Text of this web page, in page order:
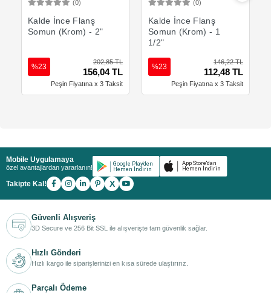
(0)
Kalde İnce Flanş
Somun (Krom) - 2"
202,85 TL
156,04 TL
%23
Peşin Fiyatına x 3 Taksit
(0)
Kalde İnce Flanş
Somun (Krom) - 1
1/2"
146,22 TL
112,48 TL
%23
Peşin Fiyatına x 3 Taksit
Mobile Uygulamaya
özel avantajlardan yararlanın!
Takipte Kal! X
Güvenli Alışveriş
3D Secure ve 256 Bit SSL ile alışverişte tam güvenlik sağlar.
Hızlı Gönderi
Hızlı kargo ile siparişlerinizi en kısa sürede ulaştırırız.
Parçalı Ödeme